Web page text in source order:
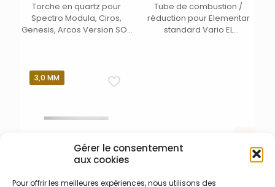
Gérer le consentement
aux cookies
Pour offrir les meilleures expériences, nous utilisons des
Torche en quartz pour
Spectro Modula, Ciros,
Genesis, Arcos Version SOP
Tube de combustion /
réduction pour Elementar
standard Vario EL
3,0 MM